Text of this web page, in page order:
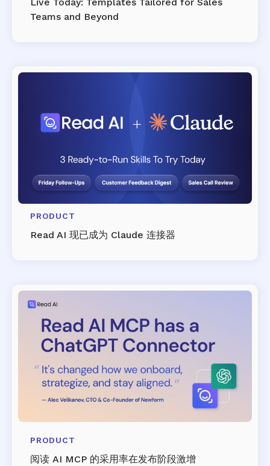
Teams and Beyond
PRODUCT
Read AI 现已成为 Claude 连接器
PRODUCT
阅读 AI MCP 的采用率在发布阶段激增